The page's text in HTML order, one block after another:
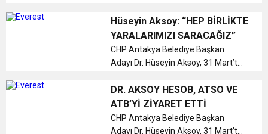
Antakya Belediye Başkan Adayı
olarak çalışmalarını sürdüren Cemil
Akkoçak, mülteci meselesini her ...
Hüseyin Aksoy: “HEP BİRLİKTE
YARALARIMIZI SARACAĞIZ”
CHP Antakya Belediye Başkan
Adayı Dr. Hüseyin Aksoy, 31 Mart’ta
öncesinde seçim çalışmalarını
dinlenmeden sürdürmeye devam
ediyor....
DR. AKSOY HESOB, ATSO VE
ATB’Yİ ZİYARET ETTİ
CHP Antakya Belediye Başkan
Adayı Dr. Hüseyin Aksoy, 31 Mart’ta